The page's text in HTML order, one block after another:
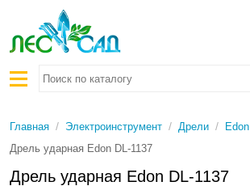
Главная / Электроинструмент / Дрели / Edon
Дрель ударная Edon DL-1137
Дрель ударная Edon DL-1137